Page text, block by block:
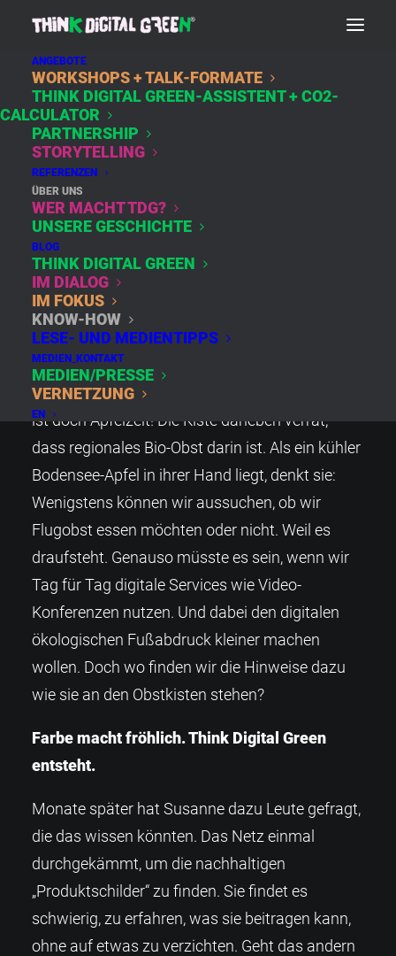
ANGEBOTE
WORKSHOPS + TALK-FORMATE
THINK DIGITAL GREEN-ASSISTENT + CO2-
CALCULATOR
PARTNERSHIP
STORYTELLING
REFERENZEN
ÜBER UNS
WER MACHT TDG?
UNSERE GESCHICHTE
BLOG
THINK DIGITAL GREEN
IM DIALOG
IM FOKUS
KNOW-HOW
LESE- UND MEDIENTIPPS
MEDIEN_KONTAKT
MEDIEN/PRESSE
VERNETZUNG
EN
UNSERE GESCHICHTE
WIE THINK DIGITAL
GREEN ZU LEBEN
BEGANN
So wie bei den Bio-Äpfeln müsste es sein
Noch schnell ein paar Äpfel einpacken. Susanne
steht vor den Kisten im Obstregal. Die gelb-roten
sehen saftig aus. Bevor sie zugreift, liest sie das
Schild. Herkunft: Südamerika. Wieso das? Jetzt
ist doch Apfelzeit! Die Kiste daneben verrät,
dass regionales Bio-Obst darin ist. Als ein kühler
Bodensee-Apfel in ihrer Hand liegt, denkt sie:
Wenigstens können wir aussuchen, ob wir
Flugobst essen möchten oder nicht. Weil es
draufsteht. Genauso müsste es sein, wenn wir
Tag für Tag digitale Services wie Video-
Konferenzen nutzen. Und dabei den digitalen
ökologischen Fußabdruck kleiner machen
wollen. Doch wo finden wir die Hinweise dazu
wie sie an den Obstkisten stehen?
Farbe macht fröhlich. Think Digital Green
entsteht.
Monate später hat Susanne dazu Leute gefragt,
die das wissen könnten. Das Netz einmal
durchgekämmt, um die nachhaltigen
„Produktschilder“ zu finden. Sie findet es
schwierig, zu erfahren, was sie beitragen kann,
ohne auf etwas zu verzichten. Geht das andern